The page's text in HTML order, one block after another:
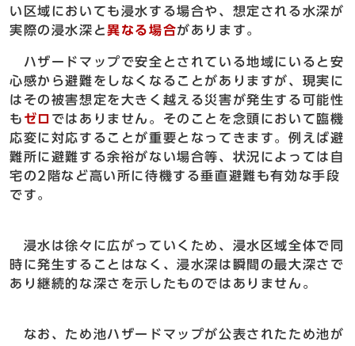
い区域においても浸水する場合や、想定される水深が
実際の浸水深と異なる場合があります。
ハザードマップで安全とされている地域にいると安
心感から避難をしなくなることがありますが、現実に
はその被害想定を大きく越える災害が発生する可能性
も ゼロ ではありません。そのことを念頭において臨機
応変に対応することが重要となってきます。例えば避
難所に避難する余裕がない場合等、状況によっては自
宅の2階など高い所に待機する垂直避難も有効な手段
です。
浸水は徐々に広がっていくため、浸水区域全体で同
時に発生することはなく、浸水深は瞬間の最大深さで
あり継続的な深さを示したものではありません。
なお、ため池ハザードマップが公表されたため池が